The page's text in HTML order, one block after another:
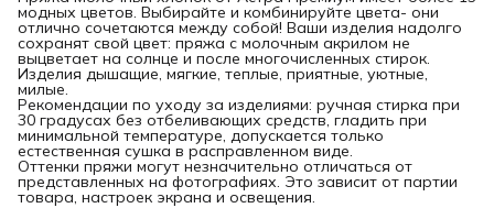
модных цветов. Выбирайте и комбинируйте цвета- они
отлично сочетаются между собой! Ваши изделия надолго
сохранят свой цвет: пряжа с молочным акрилом не
выцветает на солнце и после многочисленных стирок.
Изделия дышащие, мягкие, теплые, приятные, уютные,
милые.
Рекомендации по уходу за изделиями: ручная стирка при
30 градусах без отбеливающих средств, гладить при
минимальной температуре, допускается только
естественная сушка в расправленном виде.
Оттенки пряжи могут незначительно отличаться от
представленных на фотографиях. Это зависит от партии
товара, настроек экрана и освещения.